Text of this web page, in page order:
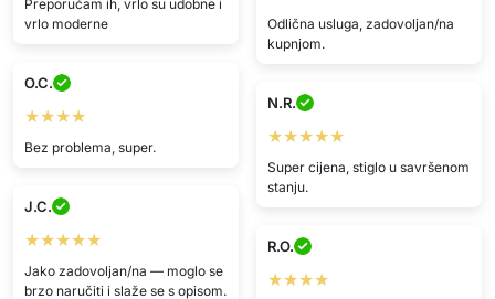
Preporučam ih, vrlo su udobne i
vrlo moderne
Odlična usluga, zadovoljan/na
kupnjom.
O.C.
★★★★
Bez problema, super.
N.R.
★★★★★
Super cijena, stiglo u savršenom
stanju.
J.C.
★★★★★
Jako zadovoljan/na — moglo se
brzo naručiti i slaže se s opisom.
R.O.
★★★★